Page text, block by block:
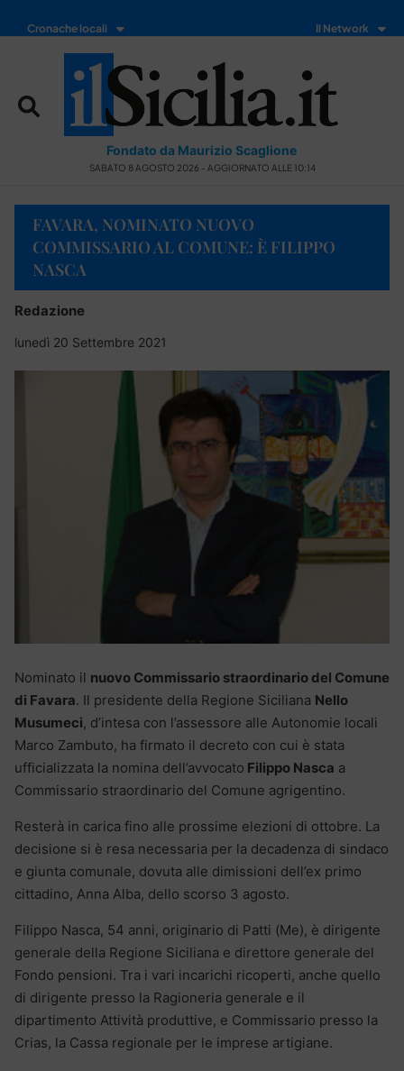
Cronache locali Il Network
Fondato da Maurizio Scaglione
SABATO 8 AGOSTO 2026 - AGGIORNATO ALLE 10:14
FAVARA, NOMINATO NUOVO
COMMISSARIO AL COMUNE: È FILIPPO
NASCA
Redazione
lunedì 20 Settembre 2021
Nominato il nuovo Commissario straordinario del Comune
di Favara. Il presidente della Regione Siciliana Nello
Musumeci, d’intesa con l’assessore alle Autonomie locali
Marco Zambuto, ha firmato il decreto con cui è stata
ufficializzata la nomina dell’avvocato Filippo Nasca a
Commissario straordinario del Comune agrigentino.
Resterà in carica fino alle prossime elezioni di ottobre. La
decisione si è resa necessaria per la decadenza di sindaco
e giunta comunale, dovuta alle dimissioni dell’ex primo
cittadino, Anna Alba, dello scorso 3 agosto.
Filippo Nasca, 54 anni, originario di Patti (Me), è dirigente
generale della Regione Siciliana e direttore generale del
Fondo pensioni. Tra i vari incarichi ricoperti, anche quello
di dirigente presso la Ragioneria generale e il
dipartimento Attività produttive, e Commissario presso la
Crias, la Cassa regionale per le imprese artigiane.